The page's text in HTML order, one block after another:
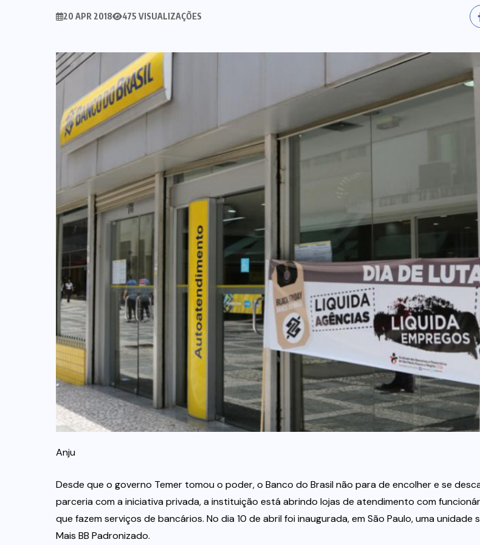
20 APR 2018 475 VISUALIZAÇÕES
Anju
Desde que o governo Temer tomou o poder, o Banco do Brasil não para de encolher e se
parceria com a iniciativa privada, a instituição está abrindo lojas de atendimento com
que fazem serviços de bancários. No dia 10 de abril foi inaugurada, em São Paulo, uma
Mais BB Padronizado.